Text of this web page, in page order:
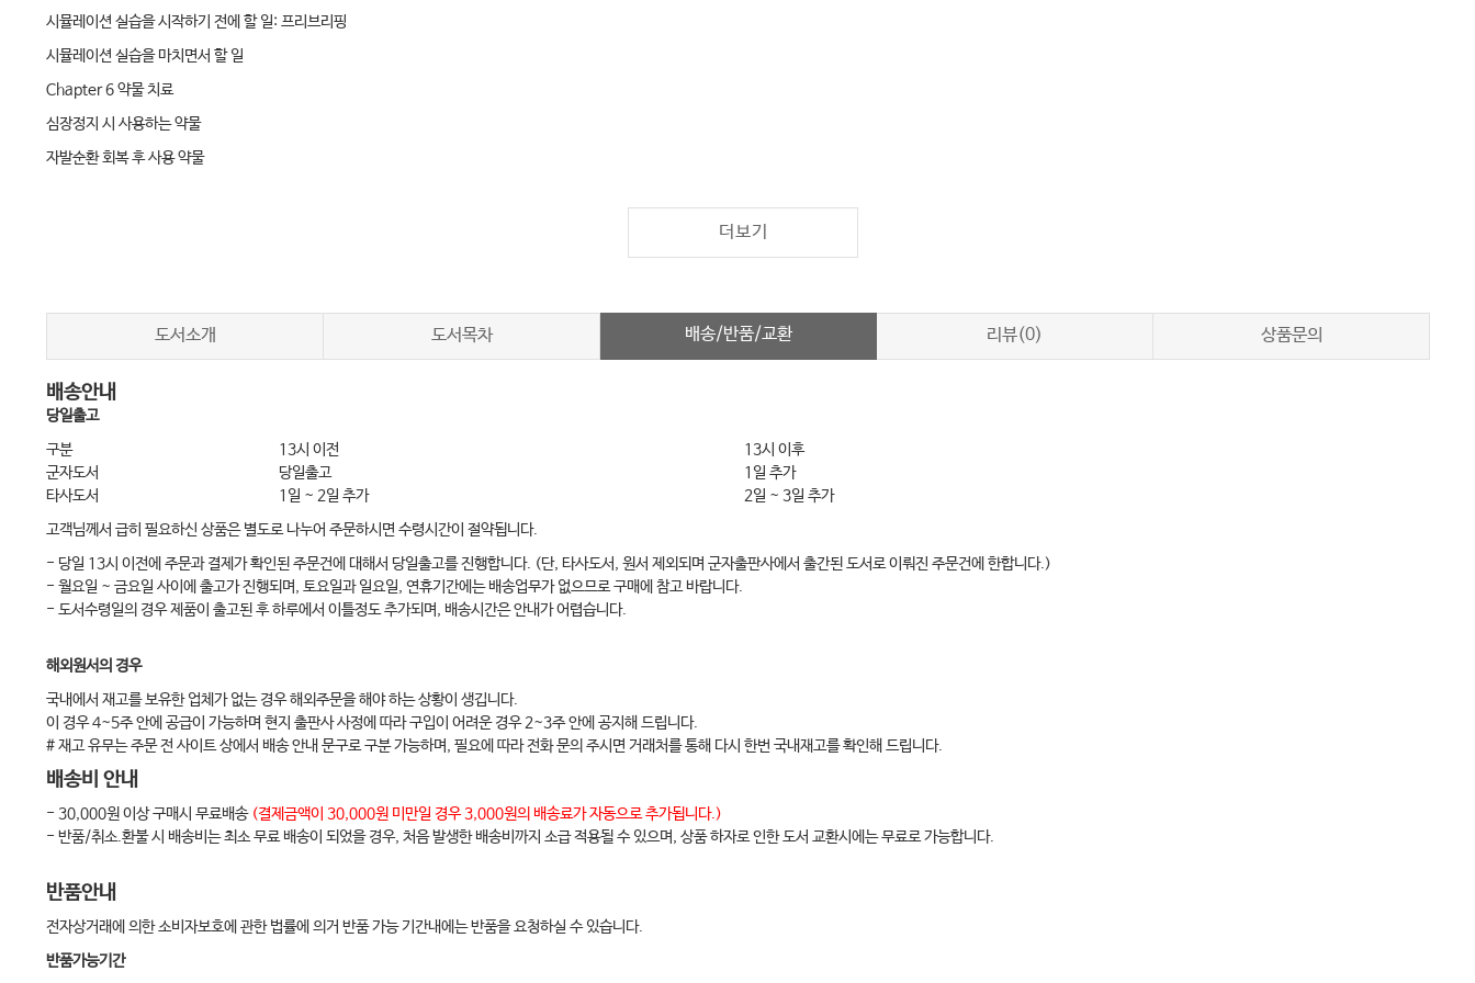
시뮬레이션 실습을 시작하기 전에 할 일: 프리브리핑
시뮬레이션 실습을 마치면서 할 일
Chapter 6 약물 치료
심장정지 시 사용하는 약물
자발순환 회복 후 사용 약물
Chapter 6-2 전문소생술 중 환자 감시
호기말이산화탄소분압(ETCO2)
국소뇌산소포화도
관상동맥 관류압과 이완기 동맥압
되먹임(피드백) 장치의 사용
Chapter 6-3 기본 및 전문 기도술기
기본 기도술기
전문 기도술기
Chapter 6-4 제세동
제세동
Chapter 6-5 전문소생술 중 약물 투여
정맥내 투여
골내 주사
기관내 투여
개요
더보기
도서소개 도서목차 배송/반품/교환 리뷰(0) 상품문의
배송안내
당일출고
구분
13시 이전
13시 이후
군자도서
당일출고
1일 추가
타사도서
1일 ~ 2일 추가
2일 ~ 3일 추가
고객님께서 급히 필요하신 상품은 별도로 나누어 주문하시면 수령시간이 절약됩니다.
- 당일 13시 이전에 주문과 결제가 확인된 주문건에 대해서 당일출고를 진행합니다. (단, 타사도서, 원서 제외되며 군자출판사에서 출간된 도서로 이뤄진 주문건에 한합니다.)
- 월요일 ~ 금요일 사이에 출고가 진행되며, 토요일과 일요일, 연휴기간에는 배송업무가 없으므로 구매에 참고 바랍니다.
- 도서수령일의 경우 제품이 출고된 후 하루에서 이틀정도 추가되며, 배송시간은 안내가 어렵습니다.
해외원서의 경우
국내에서 재고를 보유한 업체가 없는 경우 해외주문을 해야 하는 상황이 생깁니다.
이 경우 4~5주 안에 공급이 가능하며 현지 출판사 사정에 따라 구입이 어려운 경우 2~3주 안에 공지해 드립니다.
# 재고 유무는 주문 전 사이트 상에서 배송 안내 문구로 구분 가능하며, 필요에 따라 전화 문의 주시면 거래처를 통해 다시 한번 국내재고를 확인해 드립니다.
배송비 안내
- 30,000원 이상 구매시 무료배송 (결제금액이 30,000원 미만일 경우 3,000원의 배송료가 자동으로 추가됩니다.)
- 반품/취소.환불 시 배송비는 최소 무료 배송이 되었을 경우, 처음 발생한 배송비까지 소급 적용될 수 있으며, 상품 하자로 인한 도서 교환시에는 무료로 가능합니다.
반품안내
전자상거래에 의한 소비자보호에 관한 법률에 의거 반품 가능 기간내에는 반품을 요청하실 수 있습니다.
반품가능기간